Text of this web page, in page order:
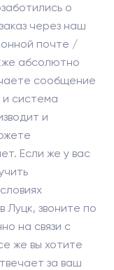
о
через наш
почте /
абсолютно
сообщение
система
и
Если же у вас
Луцк, звоните по
на связи с
же вы хотите
за ваш